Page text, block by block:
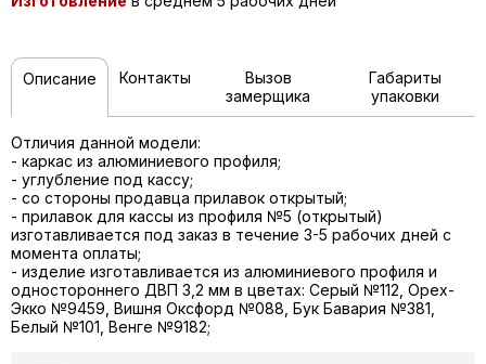
Описание Контакты
Вызов
замерщика
Габариты
упаковки
Отличия данной модели:
- каркас из алюминиевого профиля;
- углубление под кассу;
- со стороны продавца прилавок открытый;
- прилавок для кассы из профиля №5 (открытый)
изготавливается под заказ в течение 3-5 рабочих дней с
момента оплаты;
- изделие изготавливается из алюминиевого профиля и
одностороннего ДВП 3,2 мм в цветах: Серый №112, Орех-
Экко №9459, Вишня Оксфорд №088, Бук Бавария №381,
Белый №101, Венге №9182;